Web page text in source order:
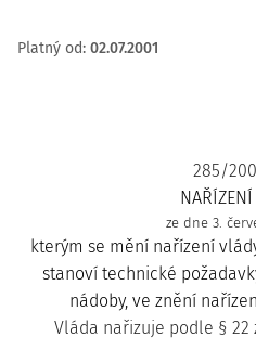
Platný od: 02.07.2001
285/
NAŘÍZENÍ
ze dne 3.
kterým se mění nařízení
stanoví technické
nádoby, ve znění
Vláda nařizuje podle § 22